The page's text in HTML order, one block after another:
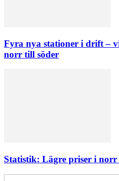
Fyra nya stationer i drift –
norr till söder
Statistik: Lägre priser i norr